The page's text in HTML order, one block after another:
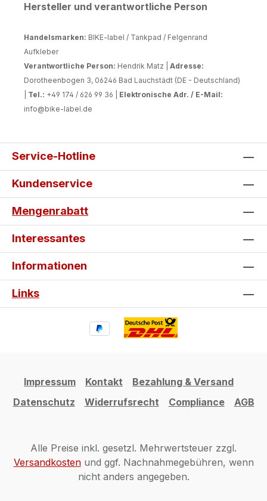
variieren. Es empfiehlt somit die
zu prüfen.
Hersteller und verantwortliche Person
Handelsmarken: BIKE-label / Tankpad / Felgenrand
Aufkleber
Verantwortliche Person: Hendrik Matz | Adresse:
Dorotheenbogen 3, 06246 Bad Lauchstädt (DE - Deutschland)
Tel.: +49 174 / 626 99 36 | Elektronische Adr. / E-Mail:
info@bike-label.de
Service-Hotline
Kundenservice
Mengenrabatt
Interessantes
Informationen
Links
Impressum Kontakt
Bezahlung & Versand
Datenschutz
Widerrufsrecht Compliance AGB
Alle Preise inkl. gesetzl. Mehrwertsteuer zzgl.
Versandkostenund ggf. Nachnahmegebühren, wenn
nicht anders angegeben.